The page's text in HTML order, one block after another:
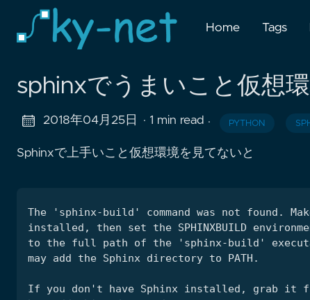
Home Tags
sphinxでうまいこと仮想
2018年04月25日 · 1 min read · PYTHON
Sphinxで上手いこと仮想環境を見てないと